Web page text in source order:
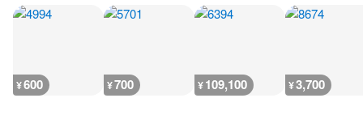
¥600 ¥700 ¥109,100 ¥3,700